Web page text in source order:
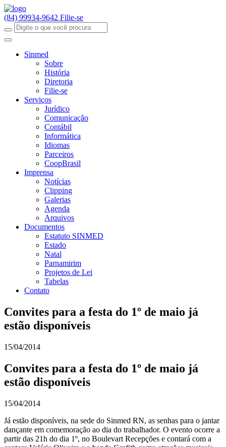
(84) 99934-9642 Filie-se
Sinmed
Sobre
História
Diretoria
Filie-se
Serviços
Jurídico
Comunicação
Contábil
Informática
Idiomas
Parceiros
CoopBrasil
Imprensa
Notícias
Clipping
Galerias
Agenda
Arquivos
Documentos
Estatuto SINMED
Estado
Natal
Parnamirim
Projetos de Lei
Tabelas
Contato
Convites para a festa do 1º de maio já
estão disponíveis
15/04/2014
Convites para a festa do 1º de maio já
estão disponíveis
15/04/2014
Já estão disponíveis, na sede do Sinmed RN, as senhas para o jantar
dançante em comemoração ao dia do trabalhador. O evento ocorre a
partir das 21h do dia 1º, no Boulevart Recepções e contará com a